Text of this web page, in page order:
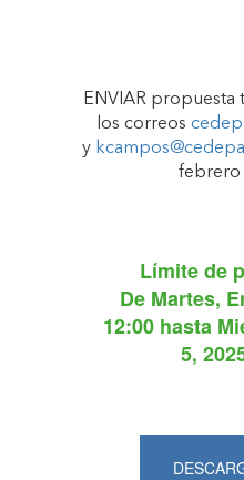
ENVIAR propuesta
los correos
y
febrero
Límite de
De Martes,
12:00hasta
5,